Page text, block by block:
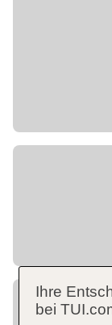
Ihre
bei